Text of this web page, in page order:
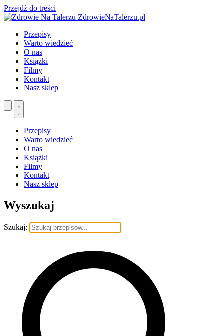
Przejdź do treści
ZdrowieNaTalerzu.pl
Przepisy
Warto wiedzieć
O nas
Książki
Filmy
Kontakt
Nasz sklep
Przepisy
Warto wiedzieć
O nas
Książki
Filmy
Kontakt
Nasz sklep
Wyszukaj
Szukaj: